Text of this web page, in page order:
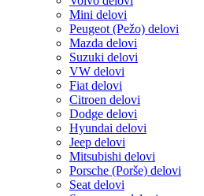
Mini delovi
Peugeot (Pežo) delovi
Mazda delovi
Suzuki delovi
VW delovi
Fiat delovi
Citroen delovi
Dodge delovi
Hyundai delovi
Jeep delovi
Mitsubishi delovi
Porsche (Porše) delovi
Seat delovi